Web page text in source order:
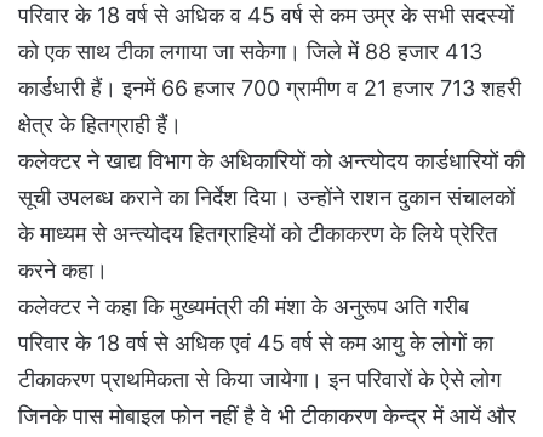
परिवार के 18 वर्ष से अधिक व 45 वर्ष से कम उम्र के सभी सदस्यों
को एक साथ टीका लगाया जा सकेगा। जिले में 88 हजार 413
कार्डधारी हैं। इनमें 66 हजार 700 ग्रामीण व 21 हजार 713 शहरी
क्षेत्र के हितग्राही हैं।
कलेक्टर ने खाद्य विभाग के अधिकारियों को अन्त्योदय कार्डधारियों की
सूची उपलब्ध कराने का निर्देश दिया। उन्होंने राशन दुकान संचालकों
के माध्यम से अन्त्योदय हितग्राहियों को टीकाकरण के लिये प्रेरित
करने कहा।
कलेक्टर ने कहा कि मुख्यमंत्री की मंशा के अनुरूप अति गरीब
परिवार के 18 वर्ष से अधिक एवं 45 वर्ष से कम आयु के लोगों का
टीकाकरण प्राथमिकता से किया जायेगा। इन परिवारों के ऐसे लोग
जिनके पास मोबाइल फोन नहीं है वे भी टीकाकरण केन्द्र में आयें और